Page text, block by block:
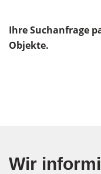
Ihre Suchanfrage
Objekte.
Wir